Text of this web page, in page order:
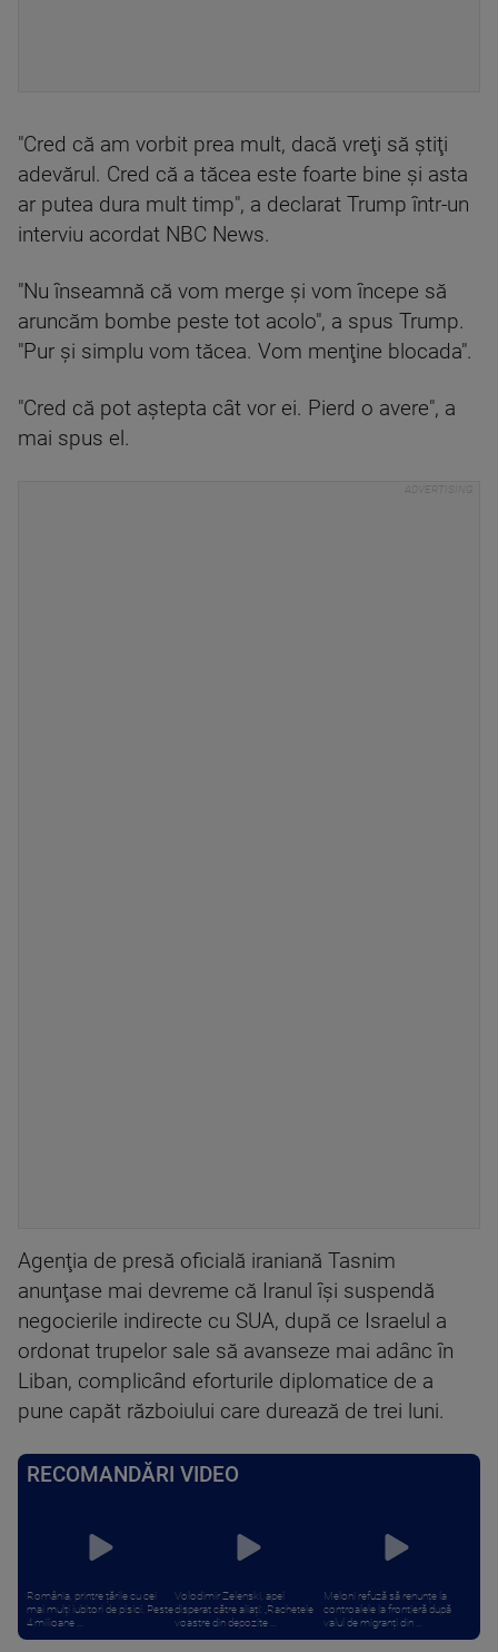
"Cred că am vorbit prea mult, dacă vreţi să ştiţi
adevărul. Cred că a tăcea este foarte bine şi asta
ar putea dura mult timp", a declarat Trump într-un
interviu acordat NBC News.
"Nu înseamnă că vom merge şi vom începe să
aruncăm bombe peste tot acolo", a spus Trump.
"Pur şi simplu vom tăcea. Vom menţine blocada".
"Cred că pot aştepta cât vor ei. Pierd o avere", a
mai spus el.
Agenţia de presă oficială iraniană Tasnim
anunţase mai devreme că Iranul îşi suspendă
negocierile indirecte cu SUA, după ce Israelul a
ordonat trupelor sale să avanseze mai adânc în
Liban, complicând eforturile diplomatice de a
pune capăt războiului care durează de trei luni.
RECOMANDĂRI VIDEO
România, printre țările cu cei
mai mulți iubitori de pisici. Peste
4 milioane ...
Volodimir Zelenski, apel
disperat către aliați: „Rachetele
voastre din depozite ...
Meloni refuză să renunțe la
controalele la frontieră după
valul de migranți din ...